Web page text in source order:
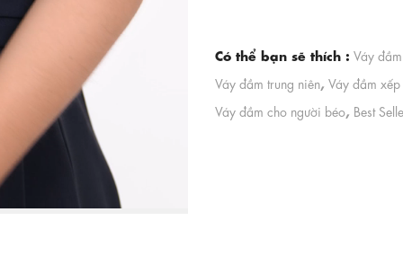
Có thể bạn sẽ thích : Váy
Váy đầm trung niên, Váy đầm
Váy đầm cho người béo, Best